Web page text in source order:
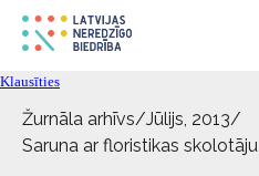
Технические средства
Новости
Klausīties
Žurnāla arhīvs/Jūlijs, 2013/
Saruna ar floristikas skolotāju